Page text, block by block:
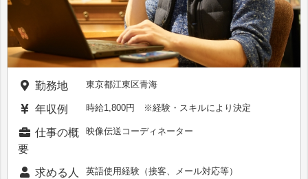
勤務地 東京都江東区青海
年収例 時給1,800円 ※経験・スキルにより決定
仕事の概
要
映像伝送コーディネーター
求める人
英語使用経験（接客、メール対応等）